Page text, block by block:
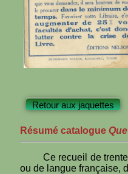
Retour aux jaquettes
Résumé catalogue
Ce recueil de
ou de langue française,